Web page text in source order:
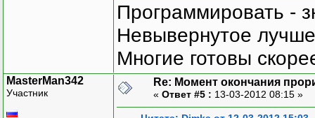
Программировать -
Невывернутое
Многие готовы
MasterMan342
Участник
Re: Момент окончания
« Ответ #5 : 13-03-2012 08:15 »